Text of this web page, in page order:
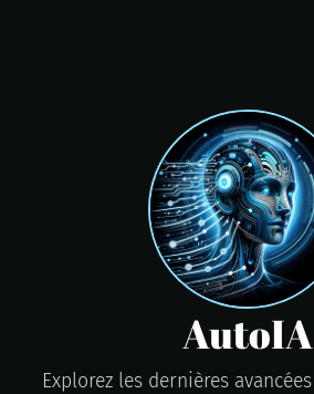
AutoIA
Explorez les dernières